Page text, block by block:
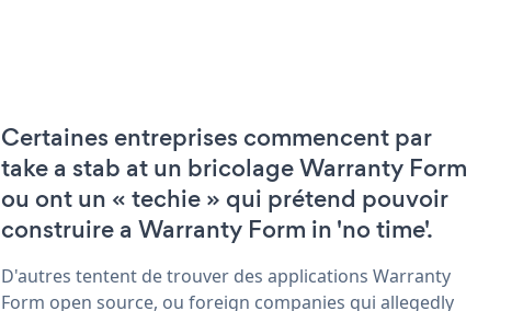
Certaines entreprises commencent par
take a stab at un bricolage Warranty Form
ou ont un « techie » qui prétend pouvoir
construire a Warranty Form in 'no time'.
D'autres tentent de trouver des applications Warranty
Form open source, ou foreign companies qui allegedly